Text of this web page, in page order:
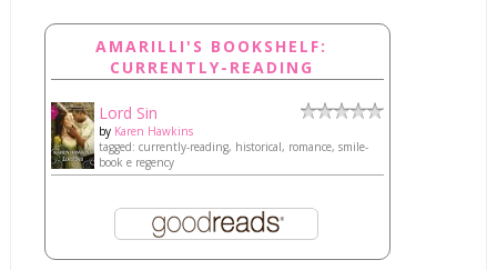
AMARILLI'S BOOKSHELF:
CURRENTLY-READING
Lord Sin
by Karen Hawkins
tagged: currently-reading, historical, romance, smile-
book e regency